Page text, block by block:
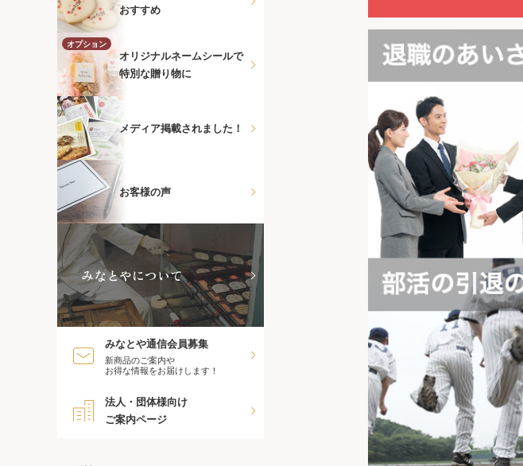
おすすめ
オプション
オリジナルネームシールで
特別な贈り物に
メディア掲載されました！
お客様の声
みなとやについて
みなとや通信会員募集
新商品のご案内や
お得な情報をお届けします！
法人・団体様向け
ご案内ページ